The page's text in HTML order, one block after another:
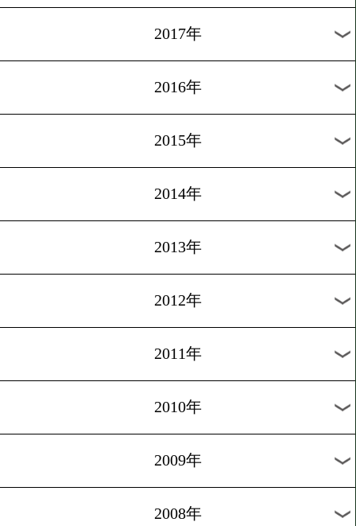
2025年
2024年
2023年
2022年
2021年
2020年
2018年